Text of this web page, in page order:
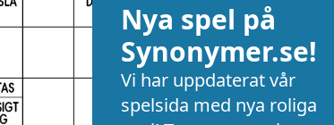
Nya spel på
Synonymer.se!
Vi har uppdaterat vår
spelsida med nya roliga